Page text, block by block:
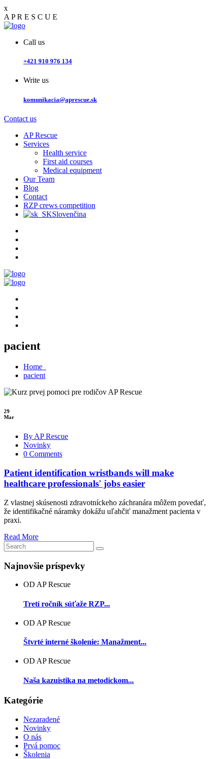
x
A PR E S C U E
Call us
+421 910 976 134
Write us
komunikacia@aprescue.sk
Contact us
AP Rescue
Services
Health service
First aid courses
Medical equipment
Our Team
Blog
Contact
RZP crews competition
Slovenčina
pacient
Home
pacient
29
Mar
By AP Rescue
Novinky
0 Comments
Patient identification wristbands will make
healthcare professionals' jobs easier
Z vlastnej skúsenosti zdravotníckeho záchranára môžem povedať,
že identifikačné náramky dokážu uľahčiť manažment pacienta v
praxi.
Read More
Najnovšie príspevky
OD AP Rescue
Tretí ročník súťaže RZP...
OD AP Rescue
Štvrté interné školenie: Manažment...
OD AP Rescue
Naša kazuistika na metodickom...
Kategórie
Nezaradené
Novinky
O nás
Prvá pomoc
Školenia